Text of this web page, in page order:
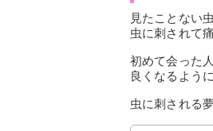
見たことない
虫に刺されて
初めて会った
良くなるよう
虫に刺される